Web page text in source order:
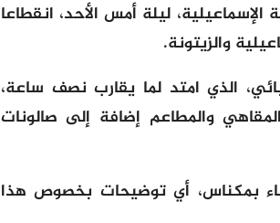
ليلة أمس الأحد، انقطاعا
والزيتونة.
الذي امتد لما يقارب نصف ساعة،
والمطاعم إضافة إلى صالونات
بمكناس، أي توضيحات بخصوص هذا